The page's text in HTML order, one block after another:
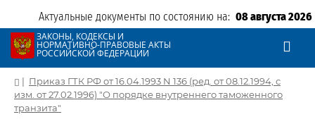
Актуальные документы по состоянию на: 08 августа 2026
ЗАКОНЫ, КОДЕКСЫ И
НОРМАТИВНО-ПРАВОВЫЕ АКТЫ
РОССИЙСКОЙ ФЕДЕРАЦИИ
| Приказ ГТК РФ от 16.04.1993 N 136 (ред. от 08.12.1994, с
изм. от 27.02.1996) "О порядке внутреннего таможенного
транзита"